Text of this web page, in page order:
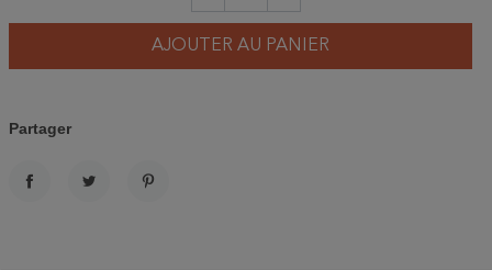
AJOUTER AU PANIER
Partager